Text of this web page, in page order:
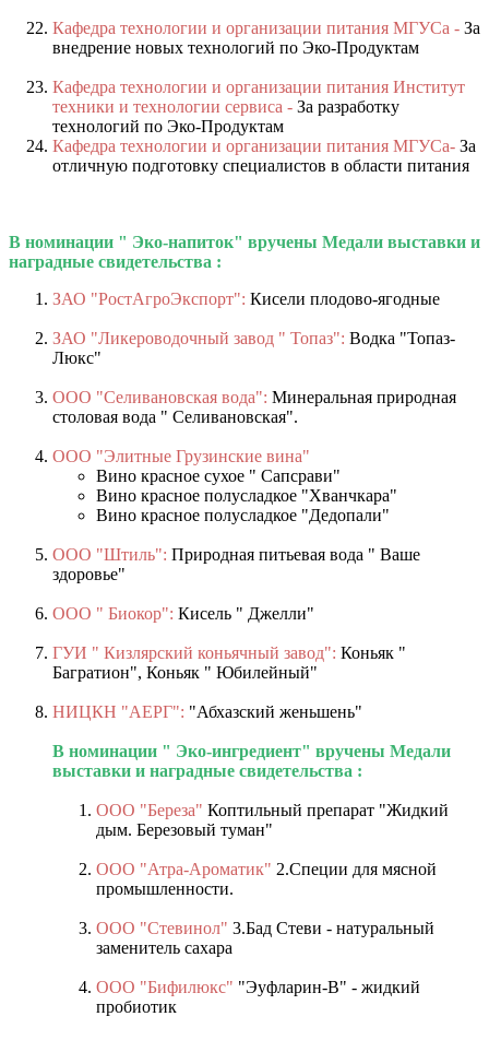
Кафедра технологии и организации питания МГУСа - За
внедрение новых технологий по Эко-Продуктам
Кафедра технологии и организации питания Институт
техники и технологии сервиса - За разработку
технологий по Эко-Продуктам
Кафедра технологии и организации питания МГУСа- За
отличную подготовку специалистов в области питания
В номинации " Эко-напиток" вручены Медали выставки и
наградные свидетельства :
ЗАО "РостАгроЭкспорт": Кисели плодово-ягодные
ЗАО "Ликероводочный завод " Топаз": Водка "Топаз-
Люкс"
ООО "Селивановская вода": Минеральная природная
столовая вода " Селивановская".
ООО "Элитные Грузинские вина"
Вино красное сухое " Сапсрави"
Вино красное полусладкое "Хванчкара"
Вино красное полусладкое "Дедопали"
ООО "Штиль": Природная питьевая вода " Ваше
здоровье"
ООО " Биокор": Кисель " Джелли"
ГУИ " Кизлярский коньячный завод": Коньяк "
Багратион", Коньяк " Юбилейный"
НИЦКН "АЕРГ": "Абхазский женьшень"
В номинации " Эко-ингредиент" вручены Медали
выставки и наградные свидетельства :
ООО "Береза" Коптильный препарат "Жидкий
дым. Березовый туман"
ООО "Атра-Ароматик" 2.Специи для мясной
промышленности.
ООО "Стевинол" 3.Бад Стеви - натуральный
заменитель сахара
ООО "Бифилюкс" "Эуфларин-В" - жидкий
пробиотик